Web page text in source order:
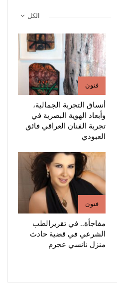
الكل
فنون
أنساق التجربة الجمالية،
وأبعاد الهوية البصرية في
تجربة الفنان العراقي فائق
العبودي
فنون
مفاجأة.. في تقريرالطب
الشرعي في قضية حادث
منزل نانسي عجرم